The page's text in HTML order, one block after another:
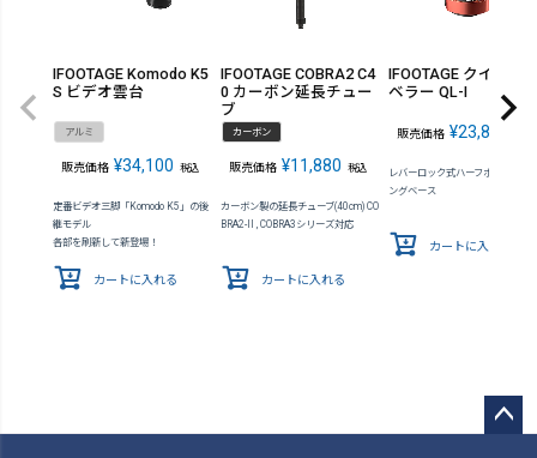
IFOOTAGE Komodo K5
S ビデオ雲台
アルミ
販売価格 ¥34,100 税込
定番ビデオ三脚「Komodo K5」の後
継モデル
各部を刷新して新登場！
カートに入れる
IFOOTAGE COBRA2 C4
0 カーボン延長チュー
ブ
カーボン
販売価格 ¥11,880 税込
カーボン製の延長チューブ(40cm) CO
BRA2-II , COBRA3シリーズ対応
カートに入れる
IFOOTAGE クイック
ベラー QL-I
販売価格 ¥23,870
レバーロック式ハーフボールレベ
ングベース
カートに入れる